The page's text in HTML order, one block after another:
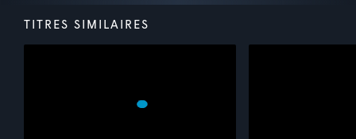
TITRES SIMILAIRES